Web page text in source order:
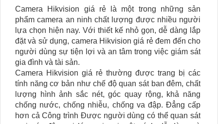
Camera Hikvision giá rẻ là một trong những sản
phẩm camera an ninh chất lượng được nhiều người
lựa chọn hiện nay. Với thiết kế nhỏ gọn, dễ dàng lắp
đặt và sử dụng, camera Hikvision giá rẻ đem đến cho
người dùng sự tiện lợi và an tâm trong việc giám sát
gia đình và tài sản.
Camera Hikvision giá rẻ thường được trang bị các
tính năng cơ bản như chế độ quan sát ban đêm, chất
lượng hình ảnh sắc nét, góc quay rộng, khả năng
chống nước, chống nhiễu, chống va đập. Đẳng cấp
hơn cả Công trình Được người dùng có thể quan sát